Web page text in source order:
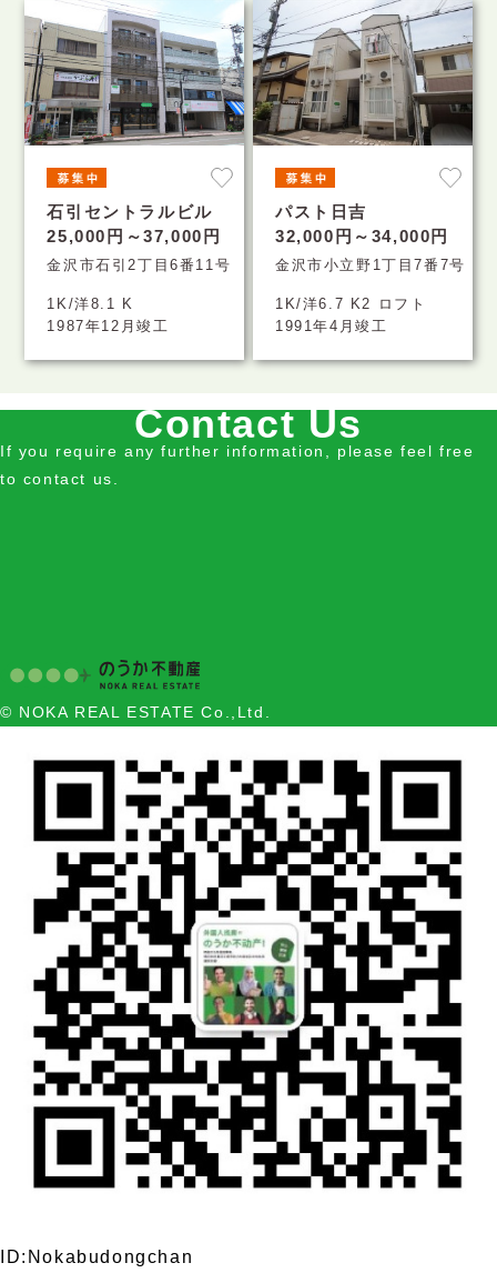
石引セントラルビル
25,000円～37,000円
金沢市石引2丁目6番11号
1K/洋8.1 K
1987年12月竣工
パスト日吉
32,000円～34,000円
金沢市小立野1丁目7番7号
1K/洋6.7 K2 ロフト
1991年4月竣工
Contact Us
If you require any further information, please feel free
to contact us.
© NOKA REAL ESTATE Co.,Ltd.
ID:Nokabudongchan